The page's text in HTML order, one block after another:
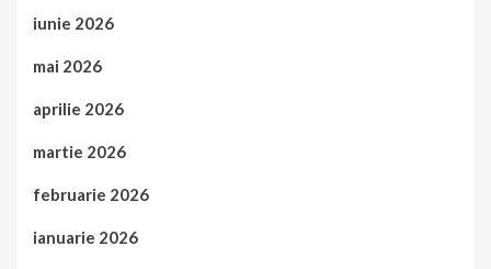
iunie 2026
mai 2026
aprilie 2026
martie 2026
februarie 2026
ianuarie 2026